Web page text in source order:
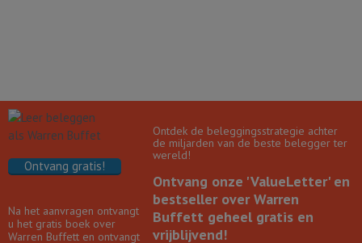
Ontdek de beleggingsstrategie achter
de miljarden van de beste belegger ter
wereld!
Ontvang onze 'ValueLetter' en
bestseller over Warren
Buffett geheel gratis en
vrijblijvend!
Ontvang gratis!
Na het aanvragen ontvangt
u het gratis boek over
Warren Buffett en ontvangt